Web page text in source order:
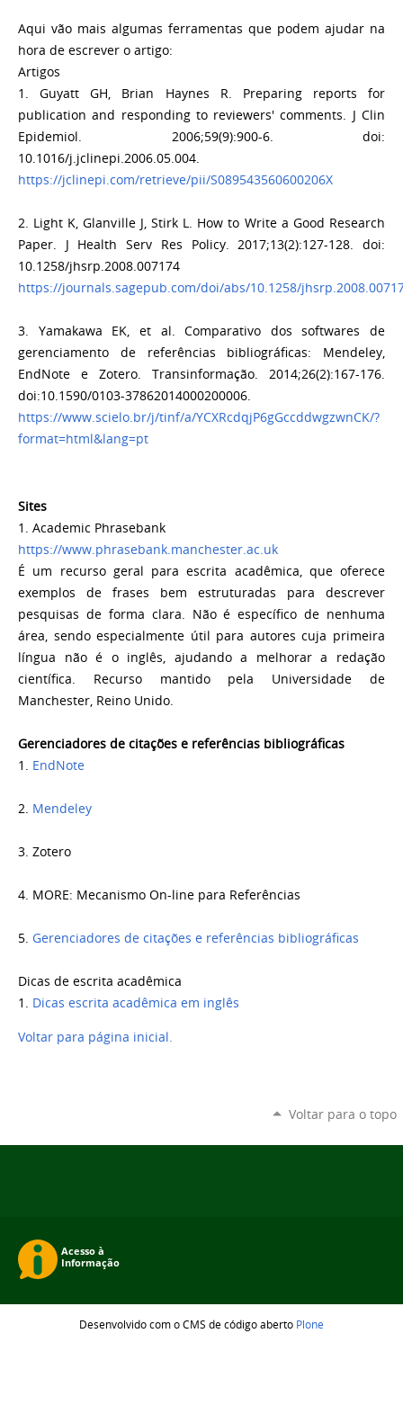
Aqui vão mais algumas ferramentas que podem ajudar na
hora de escrever o artigo:
Artigos
1. Guyatt GH, Brian Haynes R. Preparing reports for
publication and responding to reviewers' comments. J Clin
Epidemiol. 2006;59(9):900-6. doi:
10.1016/j.jclinepi.2006.05.004.
https://jclinepi.com/retrieve/pii/S089543560600206X
2. Light K, Glanville J, Stirk L. How to Write a Good Research
Paper. J Health Serv Res Policy. 2017;13(2):127-128. doi:
10.1258/jhsrp.2008.007174
https://journals.sagepub.com/doi/abs/10.1258/
3. Yamakawa EK, et al. Comparativo dos softwares de
gerenciamento de referências bibliográficas: Mendeley,
EndNote e Zotero. Transinformação. 2014;26(2):167-176.
doi:10.1590/0103-37862014000200006.
https://www.scielo.br/j/tinf/a/YCXRcdqjP6gGccddwgzwnCK/?
format=html&lang=pt
Sites
1. Academic Phrasebank
https://www.phrasebank.manchester.ac.uk
É um recurso geral para escrita acadêmica, que oferece
exemplos de frases bem estruturadas para descrever
pesquisas de forma clara. Não é específico de nenhuma
área, sendo especialmente útil para autores cuja primeira
língua não é o inglês, ajudando a melhorar a redação
científica. Recurso mantido pela Universidade de
Manchester, Reino Unido.
Gerenciadores de citações e referências bibliográficas
1. EndNote
2. Mendeley
3. Zotero
4. MORE: Mecanismo On-line para Referências
5. Gerenciadores de citações e referências bibliográficas
Dicas de escrita acadêmica
1. Dicas escrita acadêmica em inglês
Voltar para página inicial.
Voltar para o topo
Desenvolvido com o CMS de código aberto Plone